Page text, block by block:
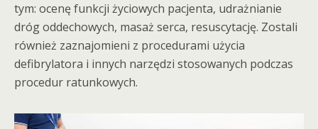
tym: ocenę funkcji życiowych pacjenta, udrażnianie
dróg oddechowych, masaż serca, resuscytację. Zostali
również zaznajomieni z procedurami użycia
defibrylatora i innych narzędzi stosowanych podczas
procedur ratunkowych.